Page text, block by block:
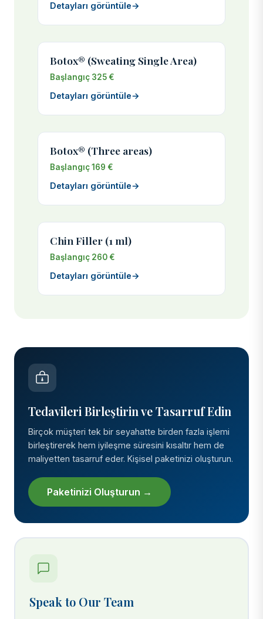
Detayları görüntüle→
Botox® (Sweating Single Area)
Başlangıç 325 €
Detayları görüntüle→
Botox® (Three areas)
Başlangıç 169 €
Detayları görüntüle→
Chin Filler (1 ml)
Başlangıç 260 €
Detayları görüntüle→
Tedavileri Birleştirin ve Tasarruf Edin
Birçok müşteri tek bir seyahatte birden fazla işlemi
birleştirerek hem iyileşme süresini kısaltır hem de
maliyetten tasarruf eder. Kişisel paketinizi oluşturun.
Paketinizi Oluşturun →
Speak to Our Team